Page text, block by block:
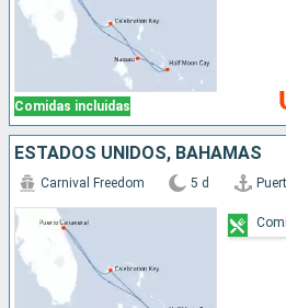
Comidas incluidas
ESTADOS UNIDOS, BAHAMAS
Carnival Freedom 5 d